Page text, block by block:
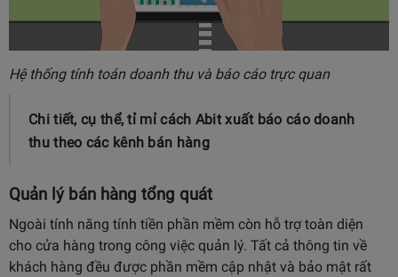
Hệ thống tính toán doanh thu và báo cáo trực quan
Chi tiết, cụ thể, tỉ mỉ cách Abit xuất báo cáo doanh
thu theo các kênh bán hàng
Quản lý bán hàng tổng quát
Ngoài tính năng tính tiền phần mềm còn hỗ trợ toàn diện
cho cửa hàng trong công việc quản lý. Tất cả thông tin về
khách hàng đều được phần mềm cập nhật và bảo mật rất